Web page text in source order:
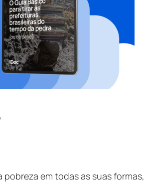
pobreza em todas as suas formas,